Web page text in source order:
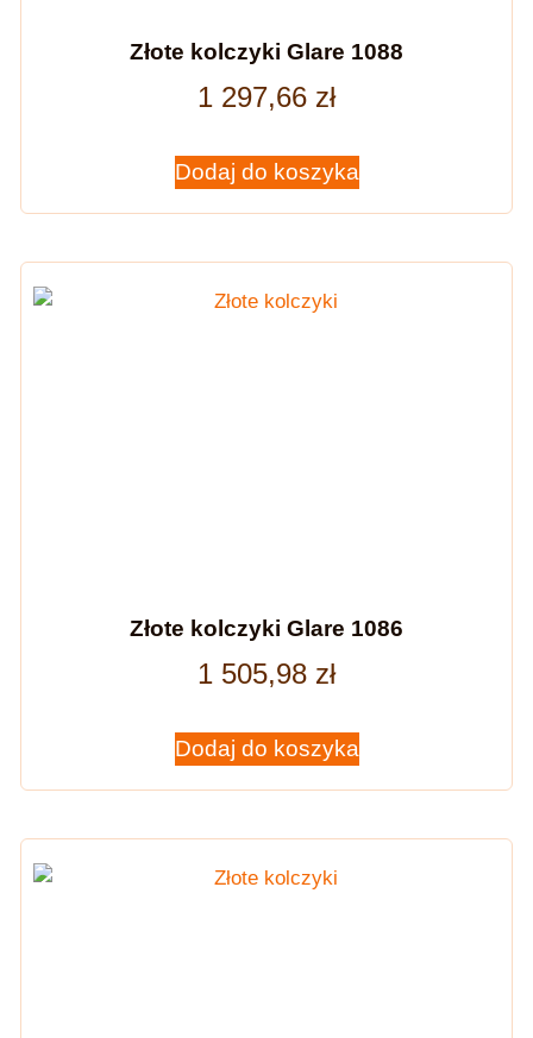
Złote kolczyki Glare 1088
1 297,66 zł
Dodaj do koszyka
Złote kolczyki Glare 1086
1 505,98 zł
Dodaj do koszyka